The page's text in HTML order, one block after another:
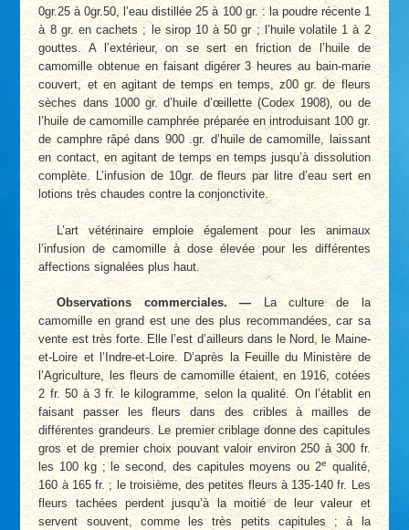
0gr.25 à 0gr.50, l’eau distillée 25 à 100 gr. : la poudre récente 1
à 8 gr. en cachets ; le sirop 10 à 50 gr ; l’huile volatile 1 à 2
gouttes. A l’extérieur, on se sert en friction de l’huile de
camomille obtenue en faisant digérer 3 heures au bain-marie
couvert, et en agitant de temps en temps, z00 gr. de fleurs
sèches dans 1000 gr. d’huile d’œillette (Codex 1908), ou de
l’huile de camomille camphrée préparée en introduisant 100 gr.
de camphre râpé dans 900 .gr. d’huile de camomille, laissant
en contact, en agitant de temps en temps jusqu’à dissolution
complète. L’infusion de 10gr. de fleurs par litre d’eau sert en
lotions très chaudes contre la conjonctivite.
L’art vétérinaire emploie également pour les animaux
l’infusion de camomille à dose élevée pour les différentes
affections signalées plus haut.
Observations commerciales. —La culture de la
camomille en grand est une des plus recommandées, car sa
vente est très forte. Elle l’est d’ailleurs dans le Nord, le Maine-
et-Loire et l’Indre-et-Loire. D’après la Feuille du Ministère de
l’Agriculture, les fleurs de camomille étaient, en 1916, cotées
2 fr. 50 à 3 fr. le kilogramme, selon la qualité. On l’établit en
faisant passer les fleurs dans des cribles à mailles de
différentes grandeurs. Le premier criblage donne des capitules
gros et de premier choix pouvant valoir environ 250 à 300 fr.
les 100 kg ; le second, des capitules moyens ou 2e
qualité,
160 à 165 fr. ; le troisième, des petites fleurs à 135-140 fr. Les
fleurs tachées perdent jusqu’à la moitié de leur valeur et
servent souvent, comme les très petits capitules ; à la